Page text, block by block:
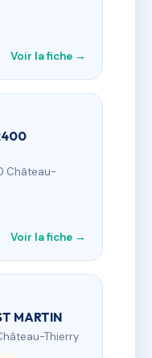
Voir la fiche →
Château-
Voir la fiche →
MARTIN
Thierry